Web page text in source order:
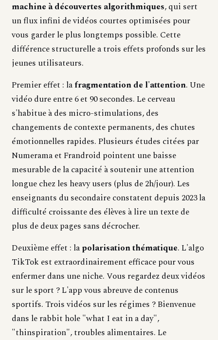
machine à découvertes algorithmiques, qui sert
un flux infini de vidéos courtes optimisées pour
vous garder le plus longtemps possible. Cette
différence structurelle a trois effets profonds sur les
jeunes utilisateurs.
Premier effet : lafragmentation de l'attention. Une
vidéo dure entre 6 et 90 secondes. Le cerveau
s'habitue à des micro-stimulations, des
changements de contexte permanents, des chutes
émotionnelles rapides. Plusieurs études citées par
Numerama et Frandroid pointent une baisse
mesurable de la capacité à soutenir une attention
longue chez les heavy users (plus de 2h/jour). Les
enseignants du secondaire constatent depuis 2023 la
difficulté croissante des élèves à lire un texte de
plus de deux pages sans décrocher.
Deuxième effet : lapolarisation thématique. L'algo
TikTok est extraordinairement efficace pour vous
enfermer dans une niche. Vous regardez deux vidéos
sur le sport ? L'app vous abreuve de contenus
sportifs. Trois vidéos sur les régimes ? Bienvenue
dans le rabbit hole "what I eat in a day",
"thinspiration", troubles alimentaires. Le